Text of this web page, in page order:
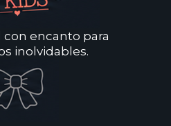
encanto para
inolvidables.